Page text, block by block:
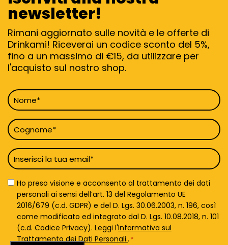
newsletter!
Rimani aggiornato sulle novità e le offerte di
Drinkami! Riceverai un codice sconto del 5%,
fino a un massimo di €15, da utilizzare per
l'acquisto sul nostro shop.
Nome
*
Cognome
*
Email
*
Privacy
Policy
Ho preso visione e acconsento al trattamento dei dati
personali ai sensi dell’art. 13 del Regolamento UE
2016/679 (c.d. GDPR) e del D. Lgs. 30.06.2003, n. 196, così
come modificato ed integrato dal D. Lgs. 10.08.2018, n. 101
(c.d. Codice Privacy). Leggi l'Informativa sul
Trattamento dei Dati Personali.. *